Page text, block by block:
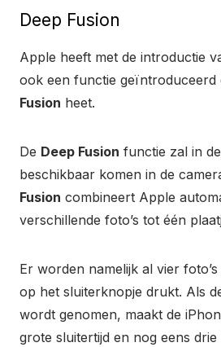
Deep Fusion
Apple heeft met de introductie
ook een functie geïntroduceerd
Fusion heet.
De Deep Fusion functie zal in de
beschikbaar komen in de
Fusion combineert Apple
verschillende foto’s tot één
Er worden namelijk al vier
op het sluiterknopje drukt. Als
wordt genomen, maakt de
grote sluitertijd en nog eens drie